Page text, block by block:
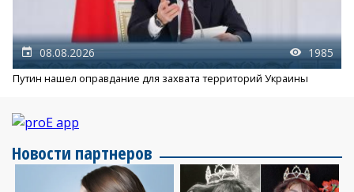
08.08.2026 1985
Путин нашел оправдание для захвата территорий Украины
Новости партнеров